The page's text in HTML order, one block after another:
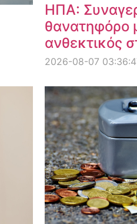
ΗΠΑ:
θανατηφόρο
ανθεκτικός
2026-08-07